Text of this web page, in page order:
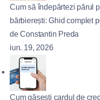
Cum să îndepărtezi părul
bărbierești: Ghid complet
de Constantin Preda
iun. 19, 2026
Cum găsești cardul de